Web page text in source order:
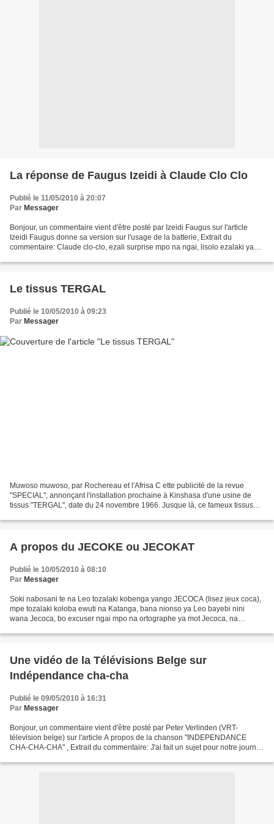
La réponse de Faugus Izeidi à Claude Clo Clo
Publié le 11/05/2010 à 20:07
Par Messager
Bonjour, un commentaire vient d'être posté par Izeidi Faugus sur l'article
Izeidi Faugus donne sa version sur l'usage de la batterie, Extrait du
commentaire: Claude clo-clo, ezali surprise mpo na ngai, lisolo ezalaki ya
Le tissus TERGAL
Publié le 10/05/2010 à 09:23
Par Messager
Muwoso muwoso, par Rochereau et l'Afrisa C ette publicité de la revue
"SPECIAL", annonçant l'installation prochaine à Kinshasa d'une usine de
tissus "TERGAL", date du 24 novembre 1966. Jusque là, ce fameux tissus
A propos du JECOKE ou JECOKAT
Publié le 10/05/2010 à 08:10
Par Messager
Soki nabosani te na Leo tozalaki kobenga yango JECOCA (lisez jeux coca),
mpe tozalaki koloba ewuti na Katanga, bana nionso ya Leo bayebi nini
wana Jecoca, bo excuser ngai mpo na ortographe ya mot Jecoca, na
Une vidéo de la Télévisions Belge sur
Indépendance cha-cha
Publié le 09/05/2010 à 16:31
Par Messager
Bonjour, un commentaire vient d'être posté par Peter Verlinden (VRT-
télevision belge) sur l'article A propos de la chanson "INDEPENDANCE
CHA-CHA-CHA" , Extrait du commentaire: J'ai fait un sujet pour notre journal